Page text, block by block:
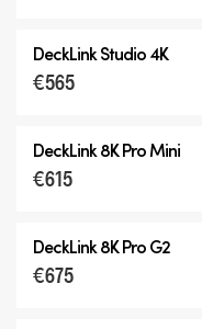
DeckLink Studio 4K
€565
DeckLink 8K Pro Mini
€615
DeckLink 8K Pro G2
€675